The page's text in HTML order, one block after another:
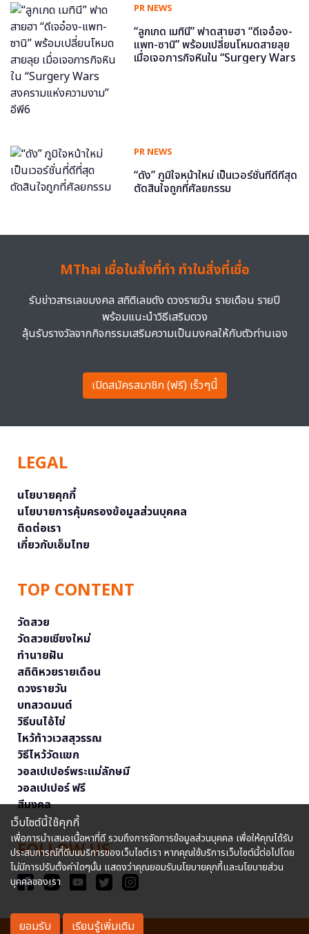
PR NEWS
“ลูกเกด เมทินี” ฟาดสายฮา “ดีเจอ๋อง-
แพท-ซานิ” พร้อมเปลี่ยนโหมดสายลุย
เมื่อเจอภารกิจหินใน “Surgery Wars
PR NEWS
“ดัง” ภูมิใจหน้าใหม่ เป็นเวอร์ชั่นที่ดีที่สุด
ตัดสินใจถูกที่ศัลยกรรม
MThai เชื่อในสิ่งที่ทำ ทำในสิ่งที่เชื่อ
รับข่าวสารเลขมงคล สถิติเลขดัง ดวงรายวัน รายเดือน รายปี
พร้อมแนะนำวิธีเสริมดวง
ลุ้นรับรางวัลจากกิจกรรมเสริมความเป็นมงคลให้กับตัวท่านเอง
เปิดสมัครสมาชิก (ฟรี) เร็วๆนี้
LEGAL
นโยบายคุกกี้
นโยบายการคุ้มครองข้อมูลส่วนบุคคล
ติดต่อเรา
เกี่ยวกับเอ็มไทย
TOP CONTENT
วัดสวย
วัดสวยเชียงใหม่
ทำนายฝัน
สถิติหวยรายเดือน
ดวงรายวัน
บทสวดมนต์
วิธีบนไอ้ไข่
ไหว้ท้าวเวสสุวรรณ
วิธีไหว้วัดแขก
วอลเปเปอร์พระแม่ลักษมี
วอลเปเปอร์ ฟรี
สีมงคล
FOLLOW US
เว็บไซต์นี้ใช้คุกกี้
เพื่อการนำเสนอเนื้อหาที่ดี รวมถึงการจัดการข้อมูลส่วนบุคคล เพื่อให้คุณได้รับ
ประสบการณ์ที่ดีบนบริการของเว็บไซต์เรา หากคุณใช้บริการเว็บไซต์นี้ต่อไปโดย
ไม่มีการปรับตั้งค่าใดๆนั้น แสดงว่าคุณยอมรับนโยบายคุกกี้และนโยบายส่วน
บุคคลของเรา
ยอมรับ เรียนรู้เพิ่มเติม